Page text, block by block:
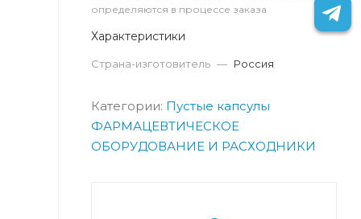
определяются в процессе заказа
Характеристики
Страна-изготовитель — Россия
Категории: Пустые капсулы
ФАРМАЦЕВТИЧЕСКОЕ
ОБОРУДОВАНИЕ И РАСХОДНИКИ